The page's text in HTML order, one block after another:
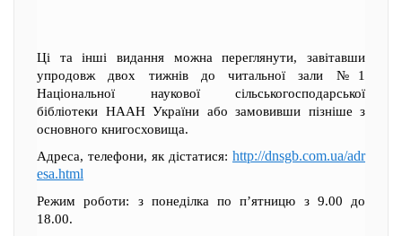
Ці та інші видання можна переглянути, завітавши
упродовж двох тижнів до читальної зали №1
Національної наукової сільськогосподарської
бібліотеки НААН України або замовивши пізніше з
основного книгосховища.
Адреса, телефони, як дістатися: http://dnsgb.com.ua/adr
esa.html
Режим роботи: з понеділка по п’ятницю з 9.00 до
18.00.